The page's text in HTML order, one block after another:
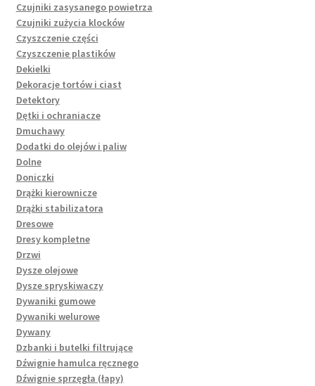
Czujniki zasysanego powietrza
Czujniki zużycia klocków
Czyszczenie części
Czyszczenie plastików
Dekielki
Dekoracje tortów i ciast
Detektory
Dętki i ochraniacze
Dmuchawy
Dodatki do olejów i paliw
Dolne
Doniczki
Drążki kierownicze
Drążki stabilizatora
Dresowe
Dresy kompletne
Drzwi
Dysze olejowe
Dysze spryskiwaczy
Dywaniki gumowe
Dywaniki welurowe
Dywany
Dzbanki i butelki filtrujące
Dźwignie hamulca ręcznego
Dźwignie sprzęgła (łapy)